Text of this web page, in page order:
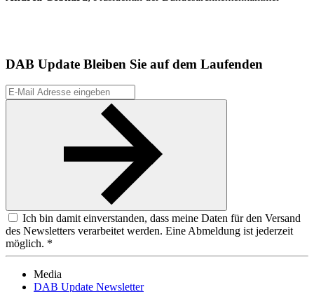
DAB Update Bleiben Sie auf dem Laufenden
Ich bin damit einverstanden, dass meine Daten für den Versand
des Newsletters verarbeitet werden. Eine Abmeldung ist jederzeit
möglich. *
Media
DAB Update Newsletter